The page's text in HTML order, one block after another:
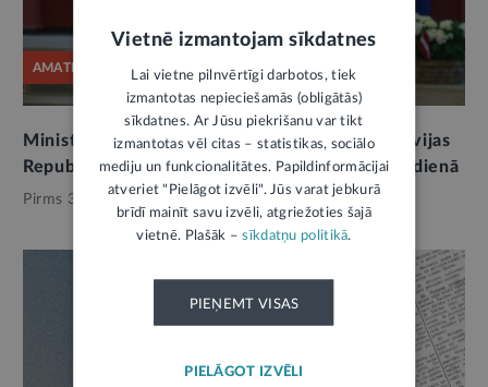
AMATPERSONAS RUNA
Ministru prezidentes Evikas Siliņas uzruna Latvijas
Republikas Neatkarības atjaunošanas 36. gadadienā
Pirms 3 mēnešiem, Valsts vērtības
Vietnē izmantojam sīkdatnes
Lai vietne pilnvērtīgi darbotos, tiek
izmantotas nepieciešamās (obligātās)
sīkdatnes. Ar Jūsu piekrišanu var tikt
izmantotas vēl citas – statistikas, sociālo
mediju un funkcionalitātes. Papildinformācijai
atveriet "Pielāgot izvēli". Jūs varat jebkurā
brīdī mainīt savu izvēli, atgriežoties šajā
vietnē. Plašāk –sīkdatņu politikā.
PIEŅEMT VISAS
PIELĀGOT IZVĒLI